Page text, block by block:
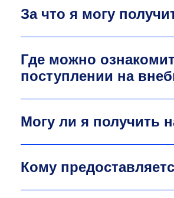
За что я могу
Где можно
поступлении на
Могу ли я получить
Кому